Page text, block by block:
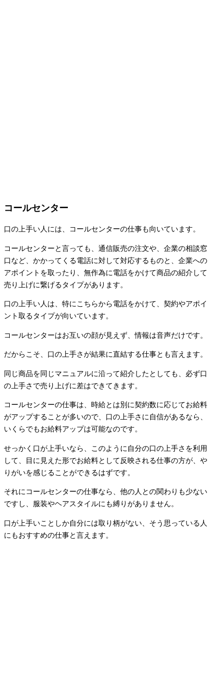
コールセンター
口の上手い人には、コールセンターの仕事も向いています。
コールセンターと言っても、通信販売の注文や、企業の相談窓
口など、かかってくる電話に対して対応するものと、企業への
アポイントを取ったり、無作為に電話をかけて商品の紹介して
売り上げに繋げるタイプがあります。
口の上手い人は、特にこちらから電話をかけて、契約やアポイ
ント取るタイプが向いています。
コールセンターはお互いの顔が見えず、情報は音声だけです。
だからこそ、口の上手さが結果に直結する仕事とも言えます。
同じ商品を同じマニュアルに沿って紹介したとしても、必ず口
の上手さで売り上げに差はできてきます。
コールセンターの仕事は、時給とは別に契約数に応じてお給料
がアップすることが多いので、口の上手さに自信があるなら、
いくらでもお給料アップは可能なのです。
せっかく口が上手いなら、このように自分の口の上手さを利用
して、目に見えた形でお給料として反映される仕事の方が、や
りがいを感じることができるはずです。
それにコールセンターの仕事なら、他の人との関わりも少ない
ですし、服装やヘアスタイルにも縛りがありません。
口が上手いことしか自分には取り柄がない、そう思っている人
にもおすすめの仕事と言えます。